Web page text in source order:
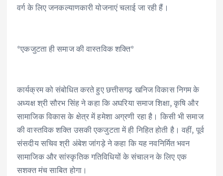
वर्ग के लिए जनकल्याणकारी योजनाएं चलाई जा रही हैं।
*एकजुटता ही समाज की वास्तविक शक्ति*
कार्यक्रम को संबोधित करते हुए छत्तीसगढ़ खनिज विकास निगम के
अध्यक्ष श्री सौरभ सिंह ने कहा कि अघरिया समाज शिक्षा, कृषि और
सामाजिक विकास के क्षेत्र में हमेशा अग्रणी रहा है। किसी भी समाज
की वास्तविक शक्ति उसकी एकजुटता में ही निहित होती है। वहीं, पूर्व
संसदीय सचिव श्री अंबेश जांगड़े ने कहा कि यह नवनिर्मित भवन
सामाजिक और सांस्कृतिक गतिविधियों के संचालन के लिए एक
सशक्त मंच साबित होगा।